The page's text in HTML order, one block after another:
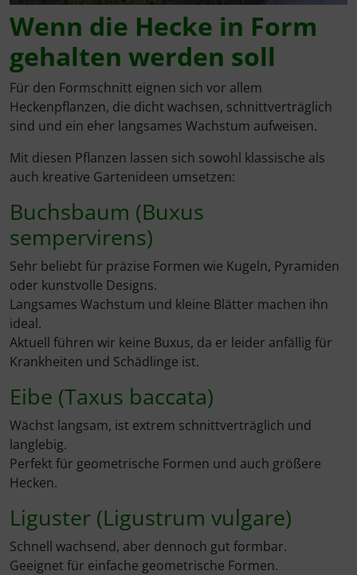
Wenn die Hecke in Form
gehalten werden soll
Für den Formschnitt eignen sich vor allem
Heckenpflanzen, die dicht wachsen, schnittverträglich
sind und ein eher langsames Wachstum aufweisen.
Mit diesen Pflanzen lassen sich sowohl klassische als
auch kreative Gartenideen umsetzen:
Buchsbaum (Buxus
sempervirens)
Sehr beliebt für präzise Formen wie Kugeln, Pyramiden
oder kunstvolle Designs.
Langsames Wachstum und kleine Blätter machen ihn
ideal.
Aktuell führen wir keine Buxus, da er leider anfällig für
Krankheiten und Schädlinge ist.
Eibe (Taxus baccata)
Wächst langsam, ist extrem schnittverträglich und
langlebig.
Perfekt für geometrische Formen und auch größere
Hecken.
Liguster (Ligustrum vulgare)
Schnell wachsend, aber dennoch gut formbar.
Geeignet für einfache geometrische Formen.
Wildhecke / gemischte Hecke